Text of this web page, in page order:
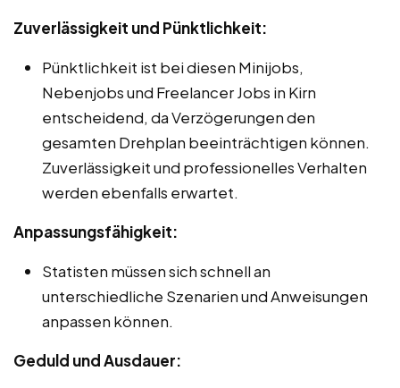
Zuverlässigkeit und Pünktlichkeit:
Pünktlichkeit ist bei diesen Minijobs,
Nebenjobs und Freelancer Jobs in Kirn
entscheidend, da Verzögerungen den
gesamten Drehplan beeinträchtigen können.
Zuverlässigkeit und professionelles Verhalten
werden ebenfalls erwartet.
Anpassungsfähigkeit:
Statisten müssen sich schnell an
unterschiedliche Szenarien und Anweisungen
anpassen können.
Geduld und Ausdauer: